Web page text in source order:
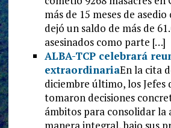
más de 15 meses de
dejó un saldo de más de
asesinados como parte […]
ALBA-TCP celebrará
extraordinariaEn la cita
diciembre último, los Jefes
tomaron decisiones
ámbitos para consolidar la